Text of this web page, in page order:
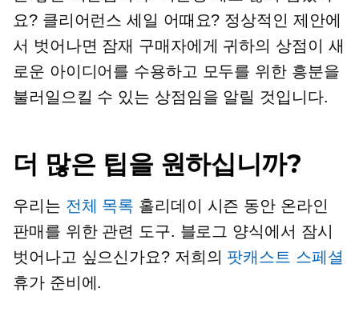
요? 클리어런스 세일 어때요? 정상적인 제안에
서 벗어나면 잠재 구매자에게 귀하의 상점이 새
로운 아이디어를 수용하고 모두를 위한 흥분을
불러일으킬 수 있는 상점임을 알릴 것입니다.
더 많은 팁을 원하십니까?
우리는 전체 목록 홀리데이 시즌 동안 온라인
판매를 위한 관련 도구. 블로그 양식에서 잠시
벗어나고 싶으신가요? 저희의 팟캐스트 스페셜
휴가 준비에.